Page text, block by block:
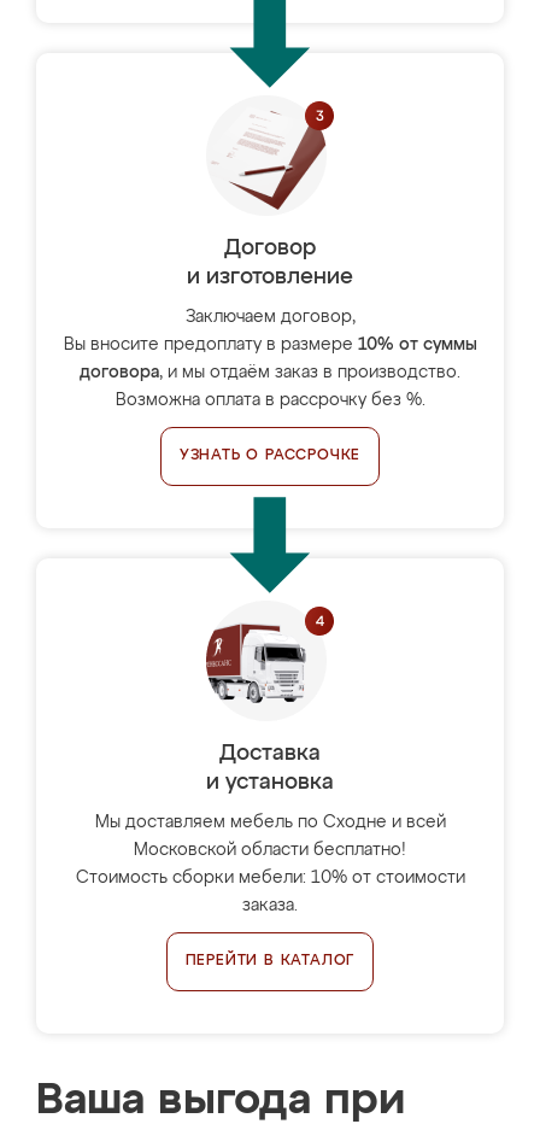
Договор
и изготовление
Заключаем договор,
Вы вносите предоплату в размере 10% от суммы
договора, и мы отдаём заказ в производство.
Возможна оплата в рассрочку без %.
УЗНАТЬ О РАССРОЧКЕ
Доставка
и установка
Мы доставляем мебель по Сходне и всей
Московской области бесплатно!
Стоимость сборки мебели: 10% от стоимости
заказа.
ПЕРЕЙТИ В КАТАЛОГ
Ваша выгода при